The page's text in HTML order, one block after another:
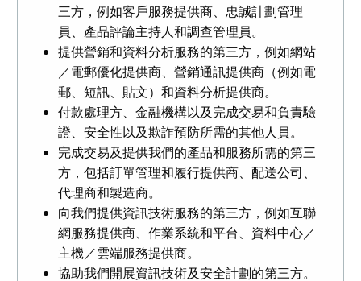
三方，例如客戶服務提供商、忠誠計劃管理
員、產品評論主持人和調查管理員。
提供營銷和資料分析服務的第三方，例如網站
／電郵優化提供商、營銷通訊提供商（例如電
郵、短訊、貼文）和資料分析提供商。
付款處理方、金融機構以及完成交易和負責驗
證、安全性以及欺詐預防所需的其他人員。
完成交易及提供我們的產品和服務所需的第三
方，包括訂單管理和履行提供商、配送公司、
代理商和製造商。
向我們提供資訊技術服務的第三方，例如互聯
網服務提供商、作業系統和平台、資料中心／
主機／雲端服務提供商。
協助我們開展資訊技術及安全計劃的第三方。